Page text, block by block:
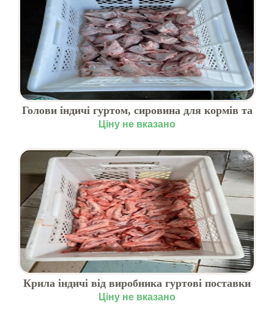
Голови індичі гуртом, сировина для кормів та
переробки
Ціну не вказано
Крила індичі від виробника гуртові поставки
по Україні
Ціну не вказано